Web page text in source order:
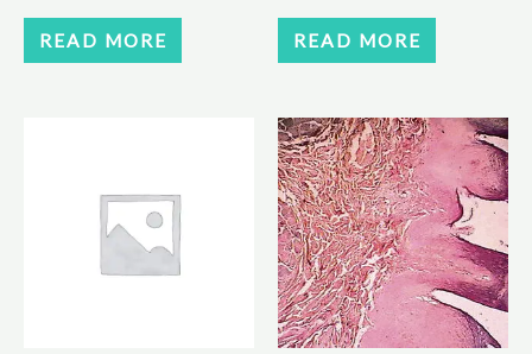
READ MORE READ MORE